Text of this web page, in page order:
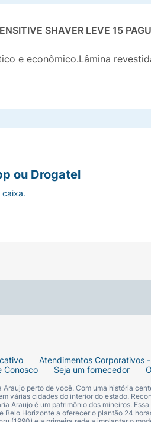
SHAVER LEVE 15
e econômico.Lâmina
Atendimentos Corporativos
Conosco Seja um fornecedor
perto de você. Com uma história
várias cidades do interior do estado.
Araujo é um patrimônio dos mineiros.
Belo Horizonte a oferecer o plantão 24
ou Drogatel
caixa.